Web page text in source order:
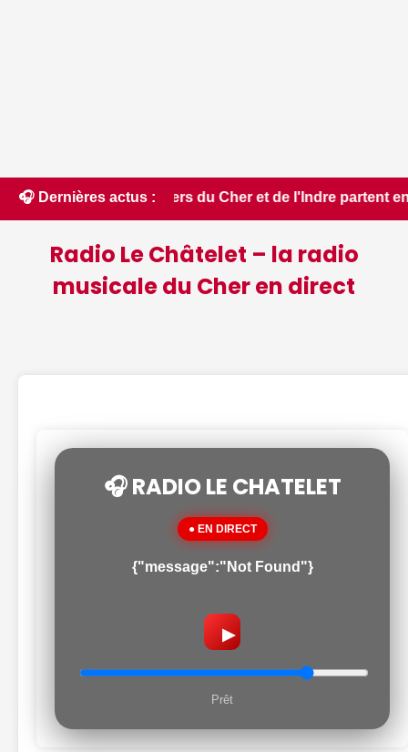
🎧 Dernières actus :
du Cher et de l'Indre partent en renfort feux
Radio Le Châtelet – la radio
musicale du Cher en direct
🎧 RADIO LE CHATELET
● EN DIRECT
{"message":"Not Found"}
▶
Prêt